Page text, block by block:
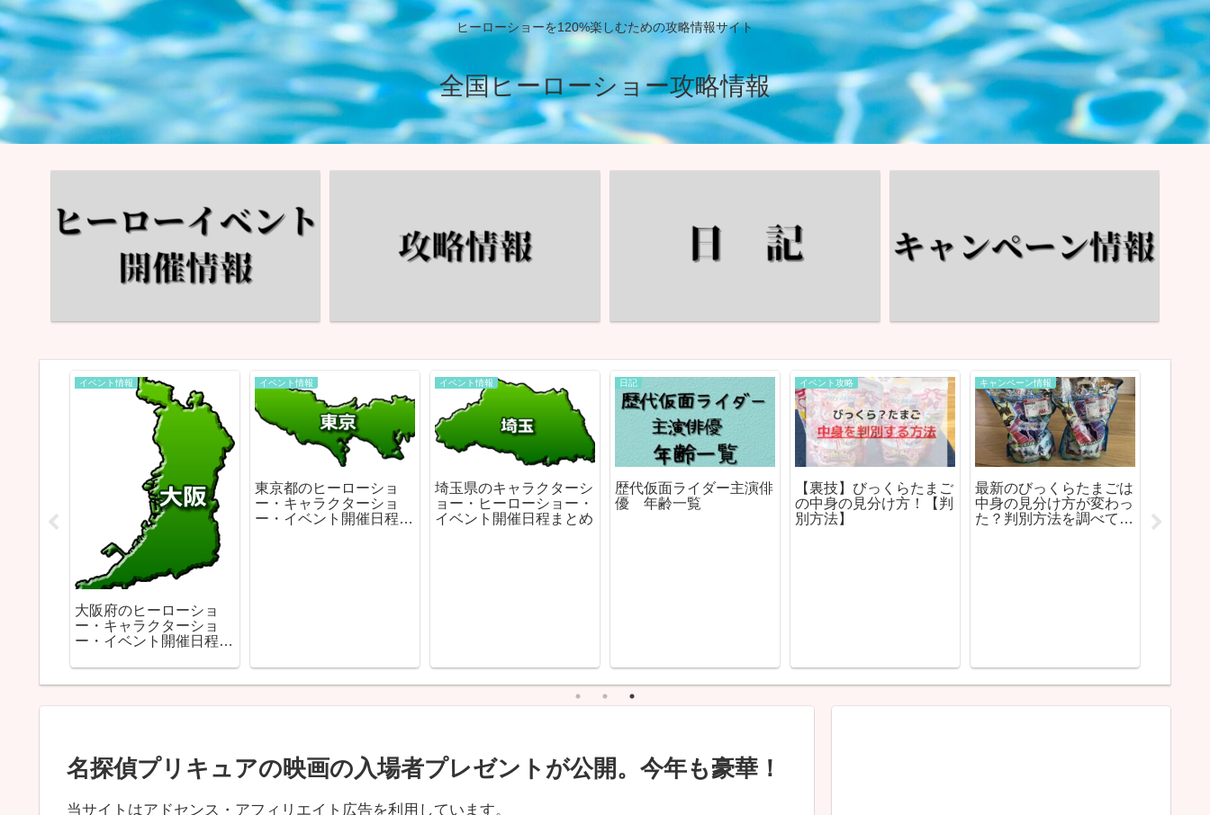
ヒーローショーを120%楽しむための攻略情報サイト
全国ヒーローショー攻略情報
イベント情報
大阪府のヒーローショ
ー・キャラクターショ
ー・イベント開催日程ま
イベント情報
東京都のヒーローショ
ー・キャラクターショ
ー・イベント開催日程ま
イベント情報
埼玉県のキャラクターシ
ョー・ヒーローショー・
イベント開催日程まとめ
日記
歴代仮面ライダー主演俳
優 年齢一覧
イベント攻略
【裏技】びっくらたまご
の中身の見分け方！【判
別方法】
キャンペーン情報
最新のびっくらたまごは
中身の見分け方が変わっ
た？判別方法を調べて黒
ー・イ
名探偵プリキュアの映画の入場者プレゼントが公開。今年も豪華！
当サイトはアドセンス・アフィリエイト広告を利用しています。